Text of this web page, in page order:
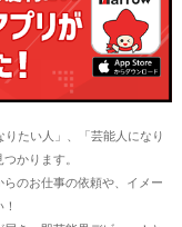
たい人」、「芸能人になり
かります。
のお仕事の依頼や、イメー